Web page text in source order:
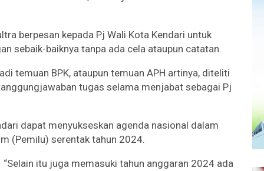
berpesan kepada Pj Wali Kota Kendari untuk
sebaik-baiknya tanpa ada cela ataupun catatan.
temuan BPK, ataupun temuan APH artinya, diteliti
tugas selama menjabat sebagai Pj
dapat menyukseskan agenda nasional dalam
(Pemilu) serentak tahun 2024.
“Selain itu juga memasuki tahun anggaran 2024 ada